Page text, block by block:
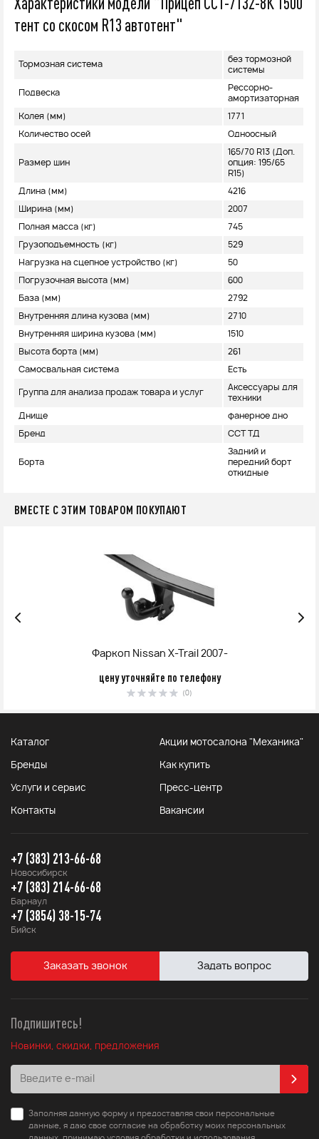
тент со скосом R13 автотент"
Тормозная система
без тормозной
системы
Подвеска
Рессорно-
амортизаторная
Колея (мм) 1771
Количество осей Одноосный
Размер шин
165/70 R13 (Доп.
опция: 195/65
R15)
Длина (мм) 4216
Ширина (мм) 2007
Полная масса (кг) 745
Грузоподъемность (кг) 529
Нагрузка на сцепное устройство (кг) 50
Погрузочная высота (мм) 600
База (мм) 2792
Внутренняя длина кузова (мм) 2710
Внутренняя ширина кузова (мм) 1510
Высота борта (мм) 261
Самосвальная система Есть
Группа для анализа продаж товара и услуг
Аксессуары для
техники
Днище фанерное дно
Бренд ССТ ТД
Борта
Задний и
передний борт
откидные
ВМЕСТЕ С ЭТИМ ТОВАРОМ ПОКУПАЮТ
Фаркоп Nissan X-Trail 2007-
цену уточняйте по телефону
(0)
Каталог Акции мотосалона "Механика"
Бренды Как купить
Услуги и сервис Пресс-центр
Контакты Вакансии
+7 (383) 213-66-68
Новосибирск
+7 (383) 214-66-68
Барнаул
+7 (3854) 38-15-74
Бийск
Заказать звонок Задать вопрос
Подпишитесь!
Новинки, скидки, предложения
Заполняя данную форму и предоставляя свои персональные
данные, я даю свое согласие на обработку моих персональных